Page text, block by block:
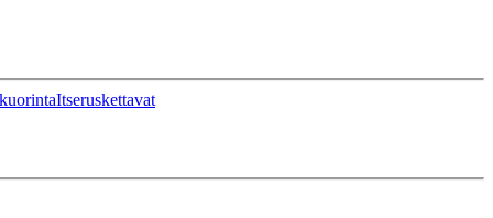
Itseruskettavat